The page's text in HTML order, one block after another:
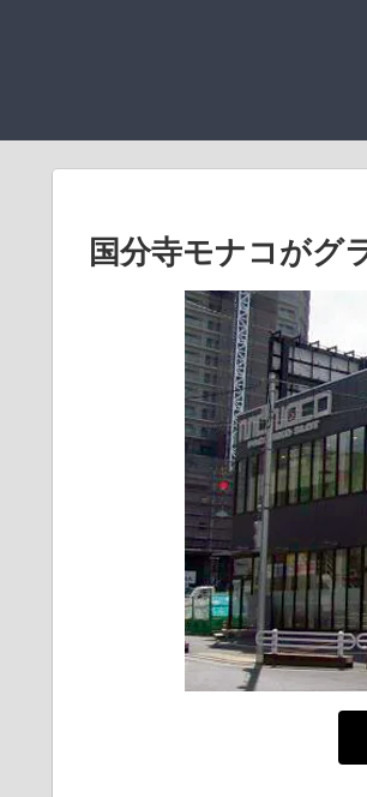
国分寺モナコがグ